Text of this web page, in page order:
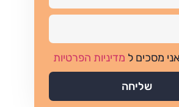
מסכים ל מדיניות הפרטיות
שליחה